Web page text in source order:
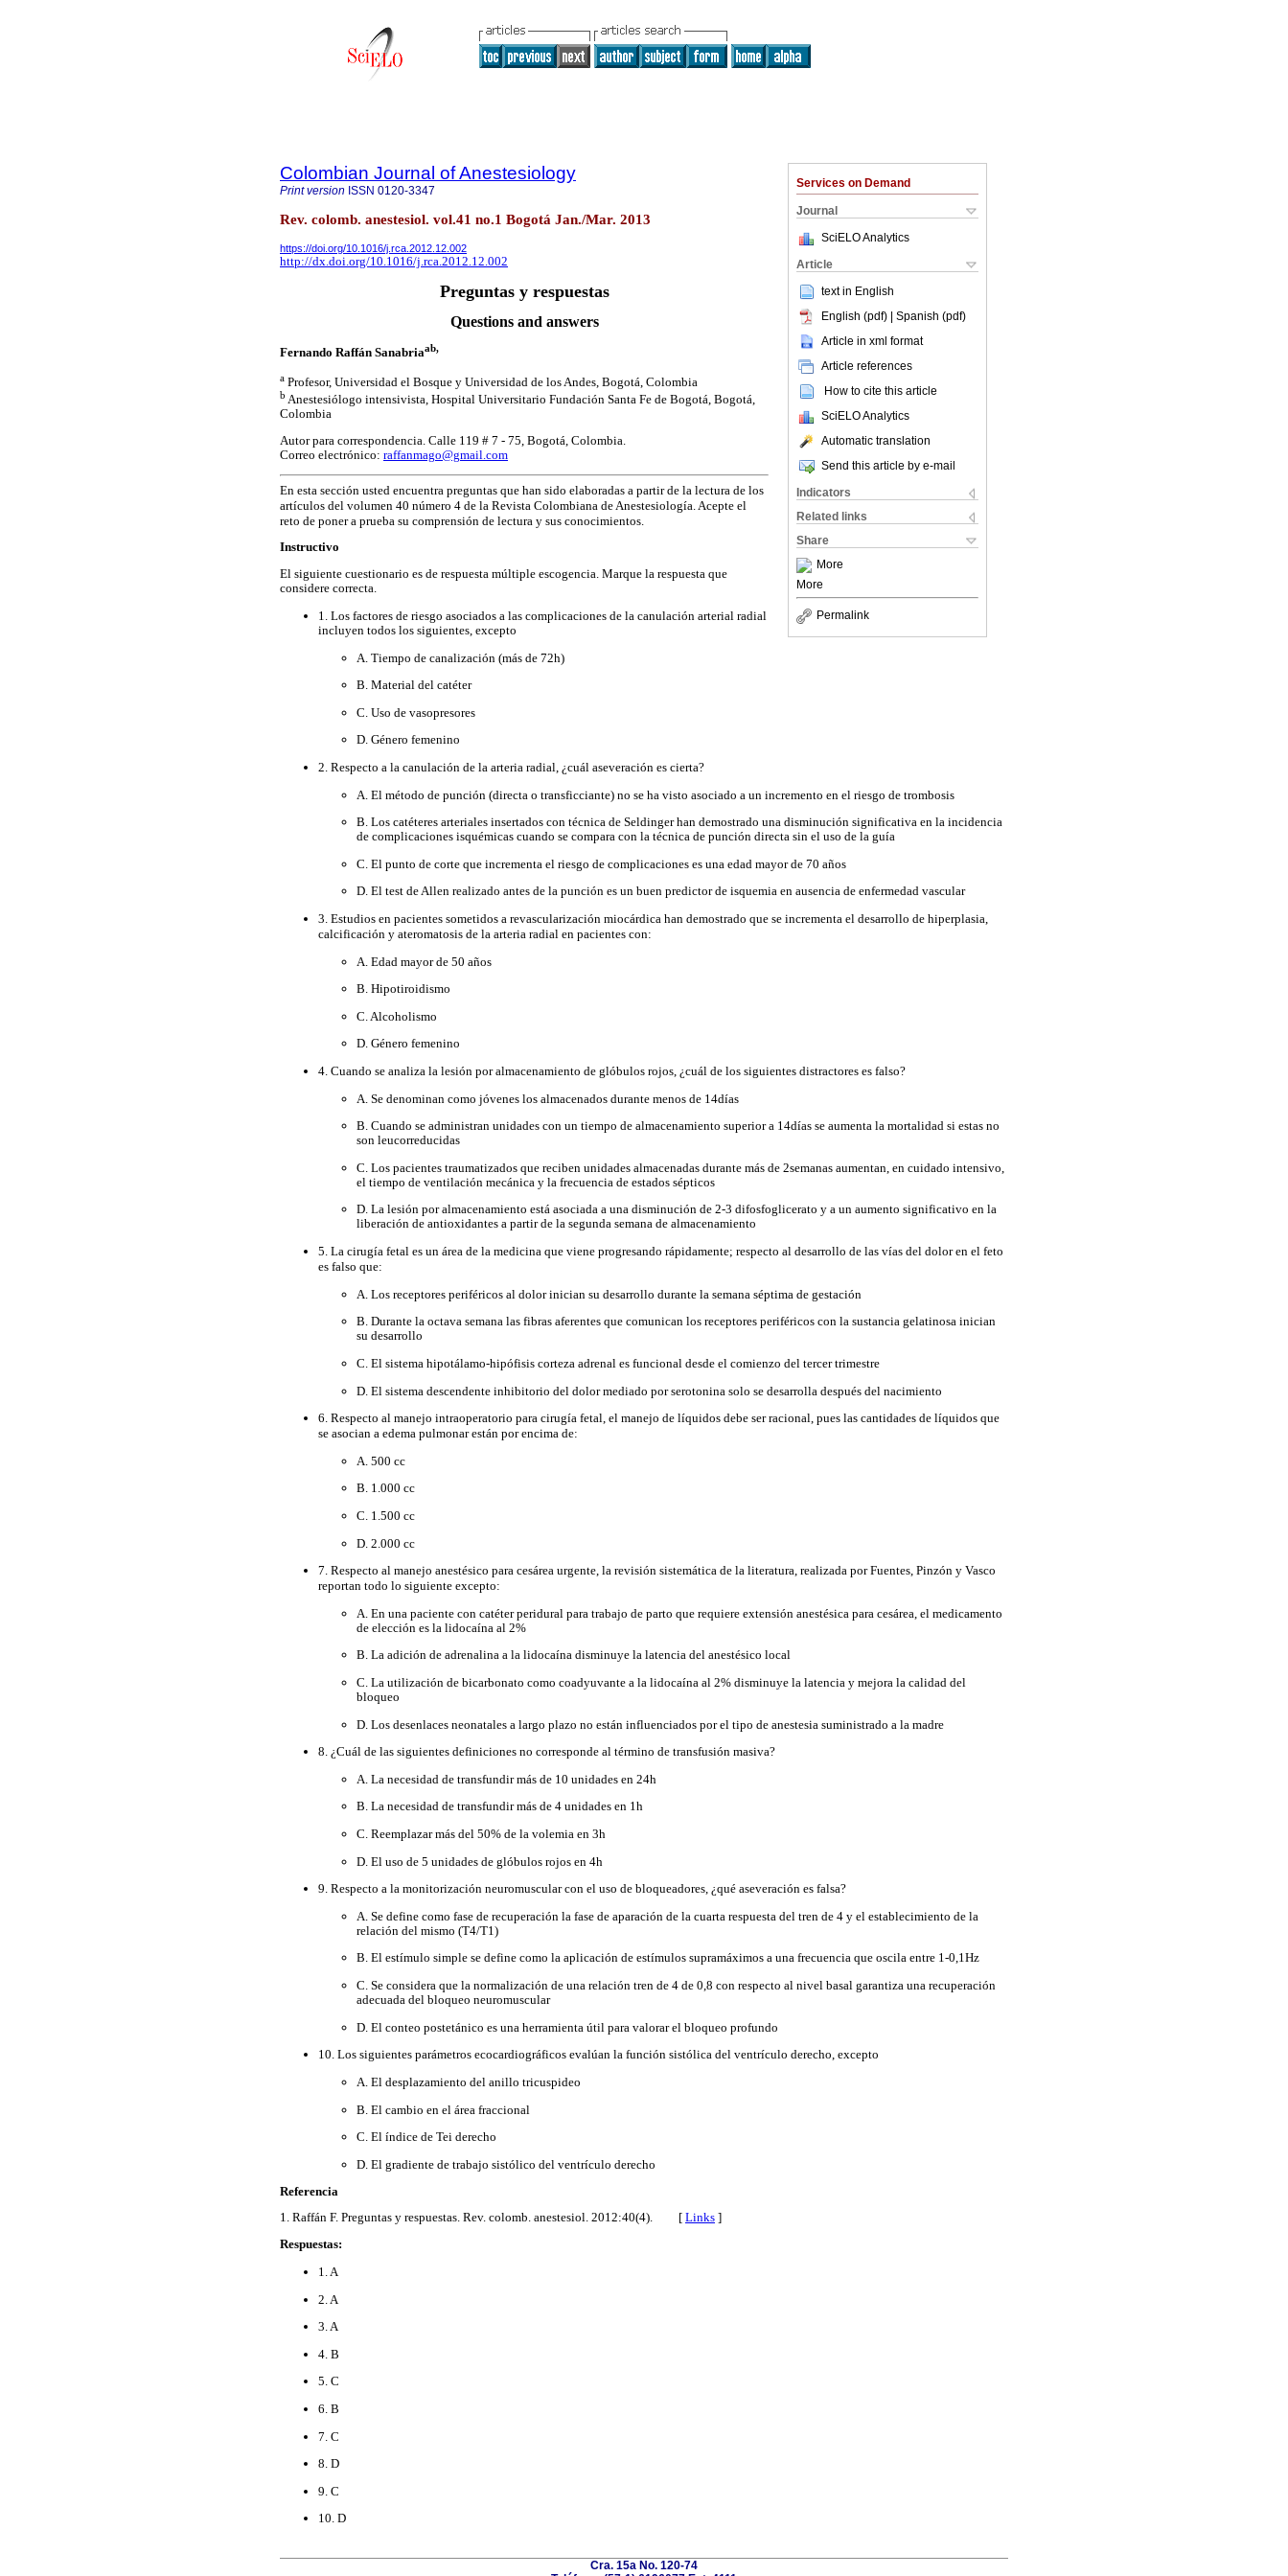
Services on Demand
Journal
SciELO Analytics
Article
text in English
English (pdf) | Spanish (pdf)
Article in xml format
Article references
How to cite this article
SciELO Analytics
Automatic translation
Send this article by e-mail
Indicators
Related links
Share
More
More
Permalink
Colombian Journal of Anestesiology
Print version ISSN 0120-3347
Rev. colomb. anestesiol. vol.41 no.1 Bogotá Jan./Mar. 2013
https://doi.org/10.1016/j.rca.2012.12.002
http://dx.doi.org/10.1016/j.rca.2012.12.002
Preguntas y respuestas
Questions and answers
Fernando Raffán Sanabriaab,
a Profesor, Universidad el Bosque y Universidad de los Andes, Bogotá, Colombia
b Anestesiólogo intensivista, Hospital Universitario Fundación Santa Fe de Bogotá, Bogotá,
Colombia
Autor para correspondencia. Calle 119 # 7 - 75, Bogotá, Colombia.
Correo electrónico: raffanmago@gmail.com
En esta sección usted encuentra preguntas que han sido elaboradas a partir de la lectura de los
artículos del volumen 40 número 4 de la Revista Colombiana de Anestesiología. Acepte el
reto de poner a prueba su comprensión de lectura y sus conocimientos.
Instructivo
El siguiente cuestionario es de respuesta múltiple escogencia. Marque la respuesta que
considere correcta.
1. Los factores de riesgo asociados a las complicaciones de la canulación arterial radial
incluyen todos los siguientes, excepto
A. Tiempo de canalización (más de 72h)
B. Material del catéter
C. Uso de vasopresores
D. Género femenino
2. Respecto a la canulación de la arteria radial, ¿cuál aseveración es cierta?
A. El método de punción (directa o transficciante) no se ha visto asociado a un incremento en el riesgo de trombosis
B. Los catéteres arteriales insertados con técnica de Seldinger han demostrado una disminución significativa en la incidencia
de complicaciones isquémicas cuando se compara con la técnica de punción directa sin el uso de la guía
C. El punto de corte que incrementa el riesgo de complicaciones es una edad mayor de 70 años
D. El test de Allen realizado antes de la punción es un buen predictor de isquemia en ausencia de enfermedad vascular
3. Estudios en pacientes sometidos a revascularización miocárdica han demostrado que se incrementa el desarrollo de hiperplasia,
calcificación y ateromatosis de la arteria radial en pacientes con:
A. Edad mayor de 50 años
B. Hipotiroidismo
C. Alcoholismo
D. Género femenino
4. Cuando se analiza la lesión por almacenamiento de glóbulos rojos, ¿cuál de los siguientes distractores es falso?
A. Se denominan como jóvenes los almacenados durante menos de 14días
B. Cuando se administran unidades con un tiempo de almacenamiento superior a 14días se aumenta la mortalidad si estas no
son leucorreducidas
C. Los pacientes traumatizados que reciben unidades almacenadas durante más de 2semanas aumentan, en cuidado intensivo,
el tiempo de ventilación mecánica y la frecuencia de estados sépticos
D. La lesión por almacenamiento está asociada a una disminución de 2-3 difosfoglicerato y a un aumento significativo en la
liberación de antioxidantes a partir de la segunda semana de almacenamiento
5. La cirugía fetal es un área de la medicina que viene progresando rápidamente; respecto al desarrollo de las vías del dolor en el feto
es falso que:
A. Los receptores periféricos al dolor inician su desarrollo durante la semana séptima de gestación
B. Durante la octava semana las fibras aferentes que comunican los receptores periféricos con la sustancia gelatinosa inician
su desarrollo
C. El sistema hipotálamo-hipófisis corteza adrenal es funcional desde el comienzo del tercer trimestre
D. El sistema descendente inhibitorio del dolor mediado por serotonina solo se desarrolla después del nacimiento
6. Respecto al manejo intraoperatorio para cirugía fetal, el manejo de líquidos debe ser racional, pues las cantidades de líquidos que
se asocian a edema pulmonar están por encima de:
A. 500 cc
B. 1.000 cc
C. 1.500 cc
D. 2.000 cc
7. Respecto al manejo anestésico para cesárea urgente, la revisión sistemática de la literatura, realizada por Fuentes, Pinzón y Vasco
reportan todo lo siguiente excepto:
A. En una paciente con catéter peridural para trabajo de parto que requiere extensión anestésica para cesárea, el medicamento
de elección es la lidocaína al 2%
B. La adición de adrenalina a la lidocaína disminuye la latencia del anestésico local
C. La utilización de bicarbonato como coadyuvante a la lidocaína al 2% disminuye la latencia y mejora la calidad del
bloqueo
D. Los desenlaces neonatales a largo plazo no están influenciados por el tipo de anestesia suministrado a la madre
8. ¿Cuál de las siguientes definiciones no corresponde al término de transfusión masiva?
A. La necesidad de transfundir más de 10 unidades en 24h
B. La necesidad de transfundir más de 4 unidades en 1h
C. Reemplazar más del 50% de la volemia en 3h
D. El uso de 5 unidades de glóbulos rojos en 4h
9. Respecto a la monitorización neuromuscular con el uso de bloqueadores, ¿qué aseveración es falsa?
A. Se define como fase de recuperación la fase de aparación de la cuarta respuesta del tren de 4 y el establecimiento de la
relación del mismo (T4/T1)
B. El estímulo simple se define como la aplicación de estímulos supramáximos a una frecuencia que oscila entre 1-0,1Hz
C. Se considera que la normalización de una relación tren de 4 de 0,8 con respecto al nivel basal garantiza una recuperación
adecuada del bloqueo neuromuscular
D. El conteo postetánico es una herramienta útil para valorar el bloqueo profundo
10. Los siguientes parámetros ecocardiográficos evalúan la función sistólica del ventrículo derecho, excepto
A. El desplazamiento del anillo tricuspideo
B. El cambio en el área fraccional
C. El índice de Tei derecho
D. El gradiente de trabajo sistólico del ventrículo derecho
Referencia
1. Raffán F. Preguntas y respuestas. Rev. colomb. anestesiol. 2012:40(4). [ Links ]
Respuestas:
1. A
2. A
3. A
4. B
5. C
6. B
7. C
8. D
9. C
10. D
Cra. 15a No. 120-74